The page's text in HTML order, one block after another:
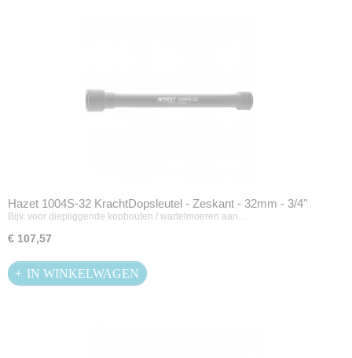
Hazet 1004S-32 KrachtDopsleutel - Zeskant - 32mm - 3/4''
Bijv. voor diepliggende kopbouten / wartelmoeren aan…
€ 107,57
IN WINKELWAGEN